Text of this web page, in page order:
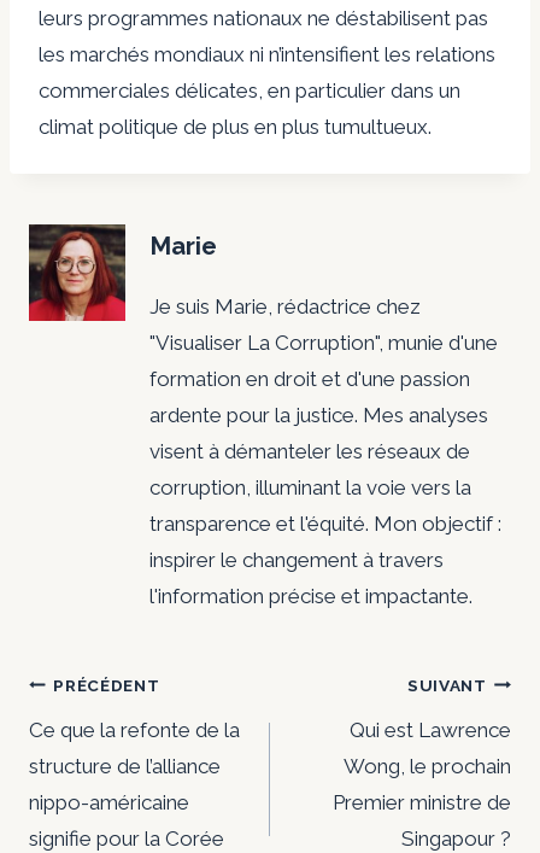
leurs programmes nationaux ne déstabilisent pas
les marchés mondiaux ni n’intensifient les relations
commerciales délicates, en particulier dans un
climat politique de plus en plus tumultueux.
Marie
Je suis Marie, rédactrice chez
"Visualiser La Corruption", munie d'une
formation en droit et d'une passion
ardente pour la justice. Mes analyses
visent à démanteler les réseaux de
corruption, illuminant la voie vers la
transparence et l'équité. Mon objectif :
inspirer le changement à travers
l'information précise et impactante.
Navigation
de
l’article
PRÉCÉDENT
Ce que la refonte de la
structure de l’alliance
nippo-américaine
signifie pour la Corée
SUIVANT
Qui est Lawrence
Wong, le prochain
Premier ministre de
Singapour ?